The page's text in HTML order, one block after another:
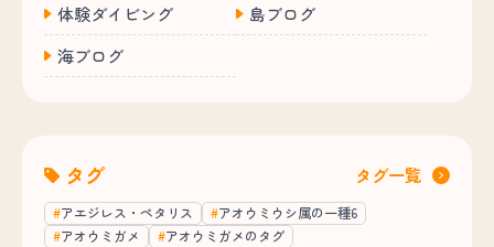
体験ダイビング
島ブログ
海ブログ
タグ タグ一覧
アエジレス・ペタリス
アオウミウシ属の一種6
アオウミガメ
アオウミガメのタグ